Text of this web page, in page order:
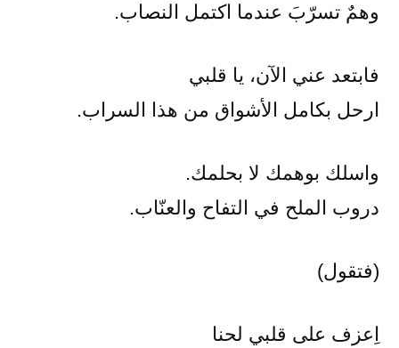
وهمٌ تسرّبَ عندما اكتمل النصاب.
فابتعد عني الآن، يا قلبي
ارحل بكامل الأشواق من هذا السراب.
واسلك بوهمك لا بحلمك.
دروب الملح في التفاح والعنّاب.
(فتقول)
اِعزف على قلبي لحنا